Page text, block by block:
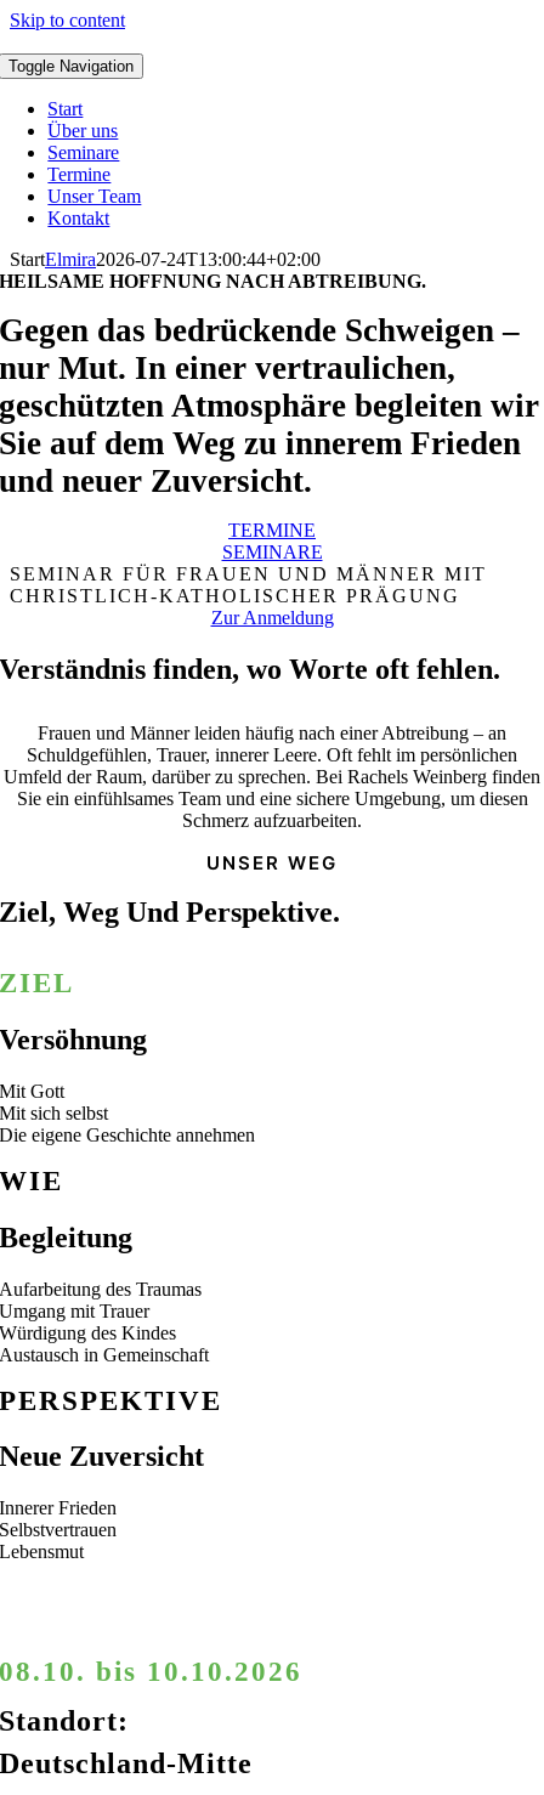
Skip to content
Toggle Navigation
Start
Über uns
Seminare
Termine
Unser Team
Kontakt
StartElmira2026-07-24T13:00:44+02:00
HEILSAMEHOFFNUNGNACH ABTREIBUNG.
Gegen das bedrückende Schweigen –
nur Mut. In einer vertraulichen,
geschützten Atmosphäre begleiten wir
Sie auf dem Weg zu innerem Frieden
und neuer Zuversicht.
TERMINE
SEMINARE
SEMINAR FÜR FRAUEN UND MÄNNER MIT
CHRISTLICH-KATHOLISCHER PRÄGUNG
Zur Anmeldung
Verständnis finden, wo Worte oft fehlen.
Frauen und Männer leiden häufig nach einer Abtreibung – an
Schuldgefühlen, Trauer, innerer Leere. Oft fehlt im persönlichen
Umfeld der Raum, darüber zu sprechen. Bei Rachels Weinberg finden
Sie ein einfühlsames Team und eine sichere Umgebung, um diesen
Schmerz aufzuarbeiten.
UNSER WEG
Ziel, Weg Und Perspektive.
ZIEL
Versöhnung
Mit Gott
Mit sich selbst
Die eigene Geschichte annehmen
WIE
Begleitung
Aufarbeitung des Traumas
Umgang mit Trauer
Würdigung des Kindes
Austausch in Gemeinschaft
PERSPEKTIVE
Neue Zuversicht
Innerer Frieden
Selbstvertrauen
Lebensmut
08.10. bis 10.10.2026
Standort:
Deutschland-Mitte